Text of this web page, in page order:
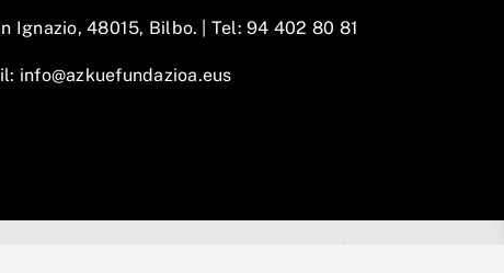
Ignazio, 48015, Bilbo. | Tel: 94 402 80 81
info@azkuefundazioa.eus